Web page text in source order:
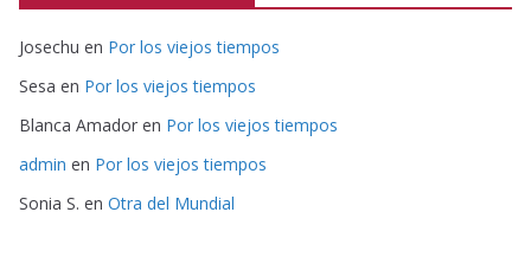
Josechu en Por los viejos tiempos
Sesa en Por los viejos tiempos
Blanca Amador en Por los viejos tiempos
admin en Por los viejos tiempos
Sonia S. en Otra del Mundial